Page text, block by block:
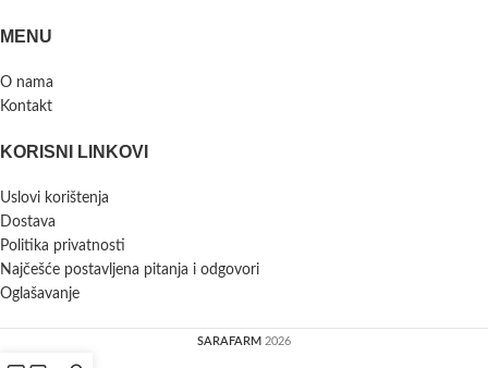
MENU
O nama
Kontakt
KORISNI LINKOVI
Uslovi korištenja
Dostava
Politika privatnosti
Najčešće postavljena pitanja i odgovori
Oglašavanje
SARAFARM 2026